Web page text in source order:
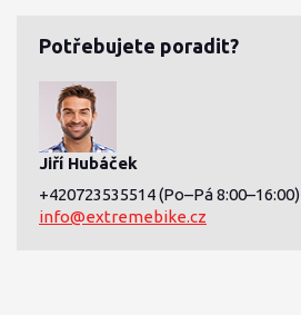
Potřebujete poradit?
Jiří Hubáček
+420723535514(Po–Pá 8:00–16:00)
info@extremebike.cz